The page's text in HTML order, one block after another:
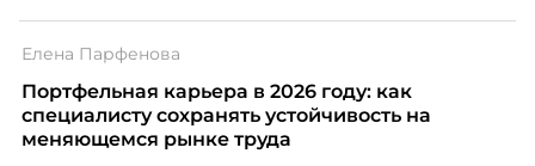
благодарности и публичного признания.
Елена Парфенова
Портфельная карьера в 2026 году: как
специалисту сохранять устойчивость на
меняющемся рынке труда